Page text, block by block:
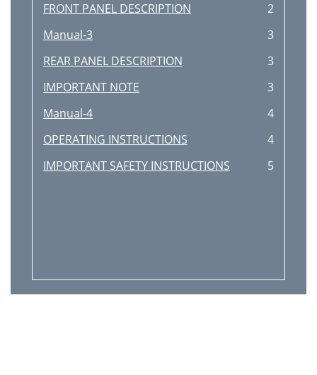
FRONT PANEL DESCRIPTION
2
Manual-3
3
REAR PANEL DESCRIPTION
3
IMPORTANT NOTE
3
Manual-4
4
OPERATING INSTRUCTIONS
4
IMPORTANT SAFETY INSTRUCTIONS
5